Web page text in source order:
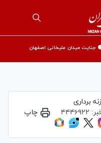
جنایت میدان علیخانی اصفهان
برداری
۴۴۴۶۹۲۲ چاپ